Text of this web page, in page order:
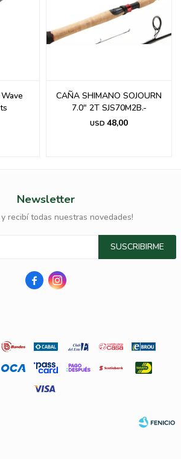
CAÑA SHIMANO SOJOURN
7.0" 2T SJS70M2B.-
USD 48,00
Newsletter
y recibí todas nuestras novedades!
SUSCRIBIRME
 